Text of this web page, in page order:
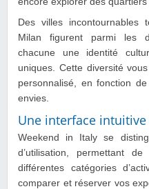
Des villes incontournables
Milan figurent parmi les
chacune une identité
uniques. Cette diversité
personnalisé, en fonction
envies.
Une interface
Weekend in Italy se
d’utilisation, permettant
différentes catégories
comparer et réserver vos